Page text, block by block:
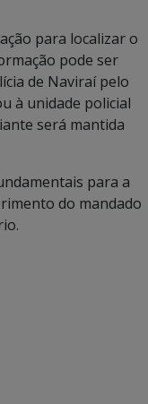
para localizar o
pode ser
de Naviraí pelo
à unidade policial
será mantida
para a
do mandado